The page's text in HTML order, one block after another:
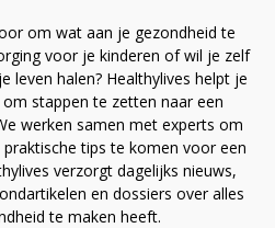
om wat aan je gezondheid te
voor je kinderen of wil je zelf
leven halen? Healthylives helpt je
stappen te zetten naar een
werken samen met experts om
tips te komen voor een
verzorgt dagelijks nieuws,
en dossiers over alles
te maken heeft.